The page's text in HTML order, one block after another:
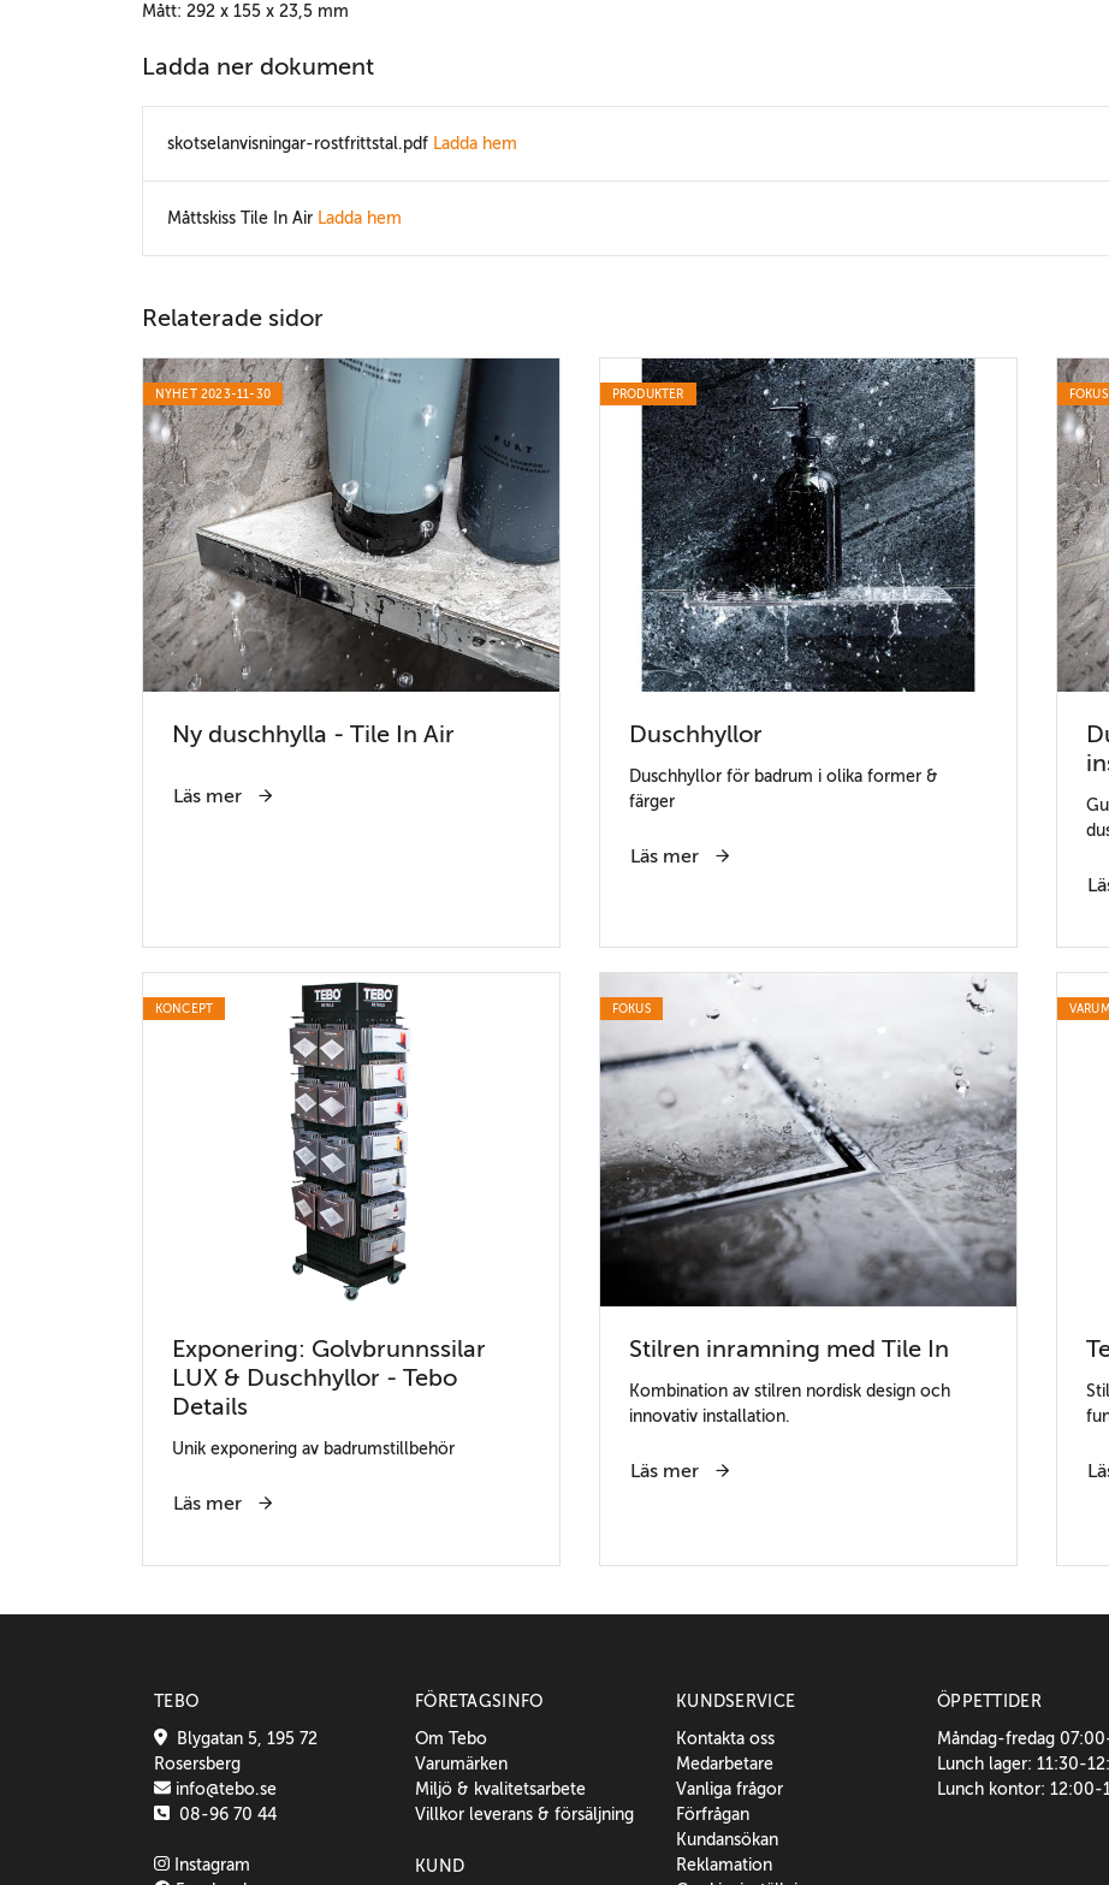
Mått: 292 x 155 x 23,5 mm
Ladda ner dokument
skotselanvisningar-rostfrittstal.pdf Ladda hem
Måttskiss Tile In Air Ladda hem
Relaterade sidor
NYHET 2023-11-30
Ny duschhylla - Tile In Air
Läs mer
PRODUKTER
Duschhyllor
Duschhyllor för badrum i olika former &
färger
Läs mer
FOKUS
KONCEPT
Exponering: Golvbrunnssilar
LUX & Duschhyllor - Tebo
Details
Unik exponering av badrumstillbehör
Läs mer
FOKUS
Stilren inramning med Tile In
Kombination av stilren nordisk design och
innovativ installation.
Läs mer
TEBO
Blygatan 5, 195 72
Rosersberg
info@tebo.se
08-96 70 44
Instagram
FÖRETAGSINFO
Om Tebo
Varumärken
Miljö & kvalitetsarbete
Villkor leverans & försäljning
KUND
KUNDSERVICE
Kontakta oss
Medarbetare
Vanliga frågor
Förfrågan
Kundansökan
Reklamation
ÖPPETTIDER
Måndag-fredag
Lunch lager: 11:30-
Lunch kontor: 12:00-